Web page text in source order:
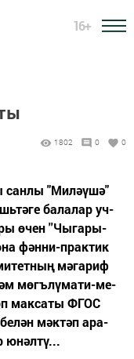
16+
1802 0 0
сан­лы "Ми­ләү­шә"
ба­ла­лар уч­
өчен ''Чы­га­ры­
фән­ни-прак­тик
мәга­риф
мөгъ­лү­ма­ти-ме­
мак­са­ты ФГОС
мәк­тәп ара­
юнәл­тү...